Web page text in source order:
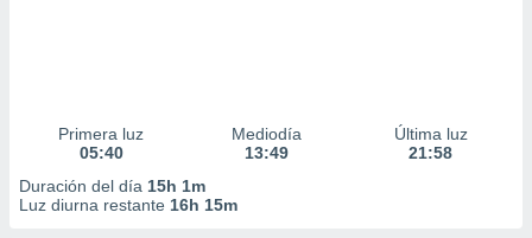
Primera luz
05:40
Mediodía
13:49
Última luz
21:58
Duración del día 15h 1m
Luz diurna restante 16h 15m